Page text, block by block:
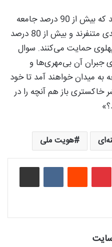
آمارهای غیررسمی نشان می‌دهد که بیش از 90 درصد جامعه
فعلی ایران، از نظام مخرب آخوندی متنفرند و بیش از 80 درصد
حمایت می‌کنند. سوال
جبران آن بی‌مهری‌ها و
در دقیقه 90 یکپارچه به میدان خواهند آمد تا خود
خاکستری باز هم آنچه را در
هویت ملی
‫پین‌ترست‫رددیت ‫VKontakteاشتراک گذاری از طریق ایمیل